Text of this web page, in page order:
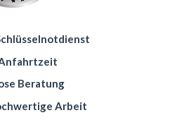
Beratung
Arbeit